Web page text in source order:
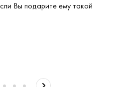
Вы подарите ему такой